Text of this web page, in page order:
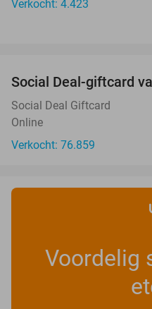
Verkocht: 4.423
Social Deal-giftcard
Social Deal Giftcard
Online
Verkocht: 76.859
Voordelig